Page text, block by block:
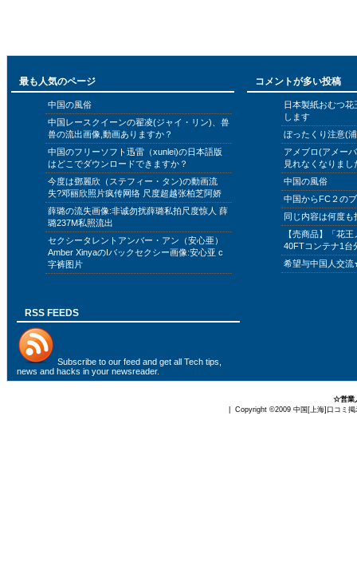
最も人気のページ
中国の風俗
中国レースクイーンの翟凌(ジャイ・リン)、兽
兽の流出画像,動画ありますか？
中国のフリーソフト迅雷（xunlei)の日本語版
はどこでダウンロードできますか？
今度は鄧麗欣（ステフィー・タン)の動画流
失?邓丽欣照片疯传网络 尺度超越张柏芝阿娇
薛璐の流失画像:非诚勿扰薛璐私拍尺度惊人 薛
璐237M私照流出
セクシータレントアンバー・アン（安心亜）
Amber XinyaのIバックセクシー画像:安心亚 c
字裤图片
コメントが多い投稿
日本製紙おむつ
します
ぼったくり注意(
アメブロ(アメー
見れなくなりまし
中国の風俗
中国からFC２の
同じ内容は何度
【売商品】「花
40FTコンテナ1台
希望与中国人交
RSS FEEDS
Subscribe to our feed and get all Tech tips,
news and hacks in your newsreader.
☆営業
| Copyright ©2009 中国[上海]口コミ掲